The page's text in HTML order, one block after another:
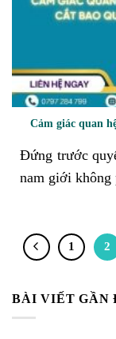
Cảm giác quan
Đứng trước
nam giới không
1 2
BÀI VIẾT GẦN